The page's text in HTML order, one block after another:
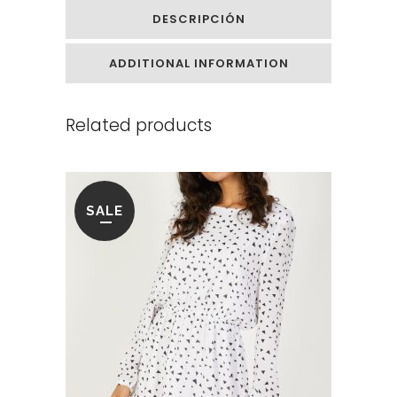
DESCRIPCIÓN
ADDITIONAL INFORMATION
Related products
SALE